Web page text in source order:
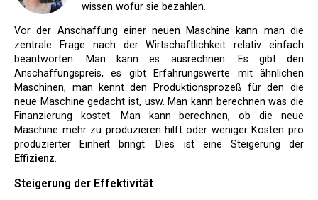
wissen wofür sie bezahlen.
Vor der Anschaffung einer neuen Maschine kann man die
zentrale Frage nach der Wirtschaftlichkeit relativ einfach
beantworten. Man kann es ausrechnen. Es gibt den
Anschaffungspreis, es gibt Erfahrungswerte mit ähnlichen
Maschinen, man kennt den Produktionsprozeß für den die
neue Maschine gedacht ist, usw. Man kann berechnen was die
Finanzierung kostet. Man kann berechnen, ob die neue
Maschine mehr zu produzieren hilft oder weniger Kosten pro
produzierter Einheit bringt. Dies ist eine Steigerung der
Effizienz.
Steigerung der Effektivität